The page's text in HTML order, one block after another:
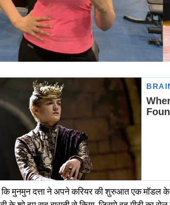
मुनमुन दत्ता ने अपने करियर की शुरुआत एक मॉडल